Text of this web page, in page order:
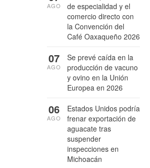
de especialidad y el
comercio directo con
la Convención del
Café Oaxaqueño 2026
AGO
Se prevé caída en la
producción de vacuno
y ovino en la Unión
Europea en 2026
07
AGO
Estados Unidos podría
frenar exportación de
aguacate tras
suspender
inspecciones en
Michoacán
06
AGO